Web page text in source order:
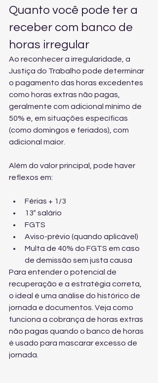
Quanto você pode ter a
receber com banco de
horas irregular
Ao reconhecer a irregularidade, a
Justiça do Trabalho pode determinar
o pagamento das horas excedentes
como horas extras não pagas,
geralmente com adicional mínimo de
50% e, em situações específicas
(como domingos e feriados), com
adicional maior.
Além do valor principal, pode haver
reflexos em:
Férias + 1/3
13º salário
FGTS
Aviso-prévio (quando aplicável)
Multa de 40% do FGTS em caso
de demissão sem justa causa
Para entender o potencial de
recuperação e a estratégia correta,
o ideal é uma análise do histórico de
jornada e documentos. Veja como
funciona a cobrança de horas extras
não pagas quando o banco de horas
é usado para mascarar excesso de
jornada.